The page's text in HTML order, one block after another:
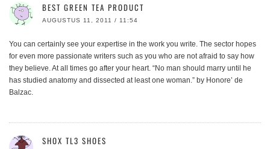
BEST GREEN TEA PRODUCT
AUGUSTUS 11, 2011 / 11:54
You can certainly see your expertise in the work you write. The sector hopes
for even more passionate writers such as you who are not afraid to say how
they believe. At all times go after your heart. “No man should marry until he
has studied anatomy and dissected at least one woman.” by Honore’ de
Balzac.
SHOX TL3 SHOES